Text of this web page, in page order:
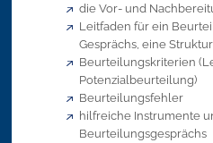
die Vor- und
Leitfaden für ein
Gesprächs, eine
Beurteilungskriterien
Potenzialbeurteilung)
Beurteilungsfehler
hilfreiche Instrumente
Beurteilungsgesprächs